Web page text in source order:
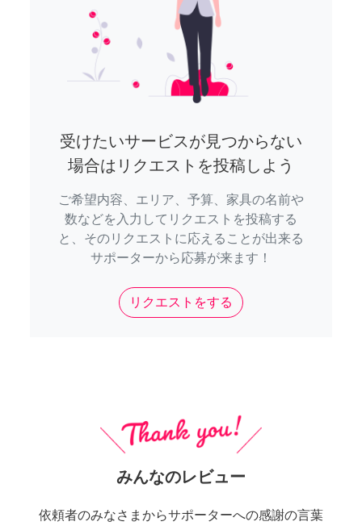
受けたいサービスが見つからない
場合はリクエストを投稿しよう
ご希望内容、エリア、予算、家具の名前や
数などを入力してリクエストを投稿する
と、そのリクエストに応えることが出来る
サポーターから応募が来ます！
リクエストをする
みんなのレビュー
依頼者のみなさまからサポーターへの感謝の言葉